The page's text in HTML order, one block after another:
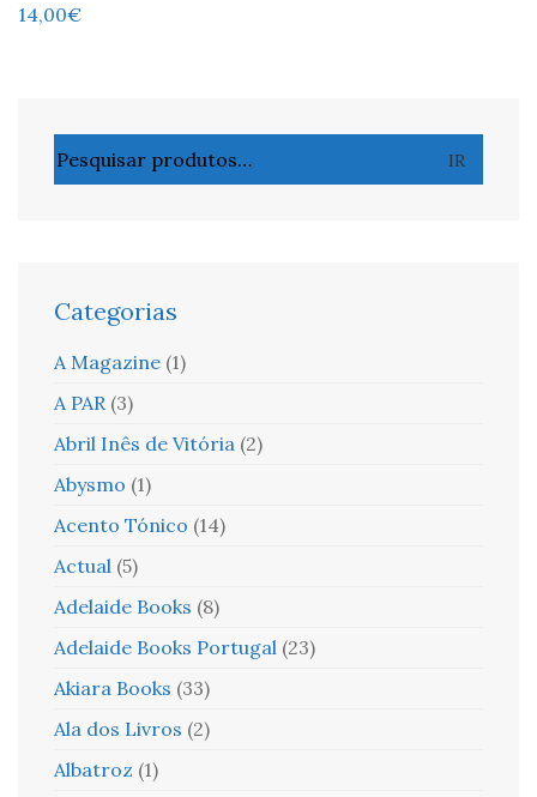
14,00€
por:
IR
Categorias
A Magazine (1)
A PAR (3)
Abril Inês de Vitória (2)
Abysmo (1)
Acento Tónico (14)
Actual (5)
Adelaide Books (8)
Adelaide Books Portugal (23)
Akiara Books (33)
Ala dos Livros (2)
Albatroz (1)